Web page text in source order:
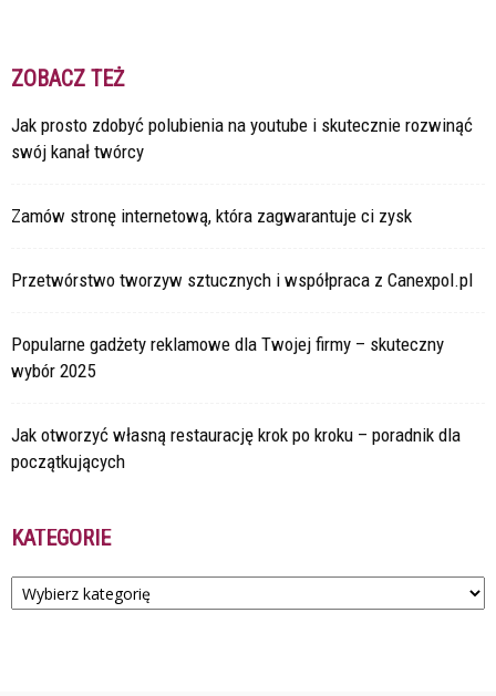
ZOBACZ TEŻ
Jak prosto zdobyć polubienia na youtube i skutecznie rozwinąć
swój kanał twórcy
Zamów stronę internetową, która zagwarantuje ci zysk
Przetwórstwo tworzyw sztucznych i współpraca z Canexpol.pl
Popularne gadżety reklamowe dla Twojej firmy – skuteczny
wybór 2025
Jak otworzyć własną restaurację krok po kroku – poradnik dla
początkujących
KATEGORIE
Kategorie